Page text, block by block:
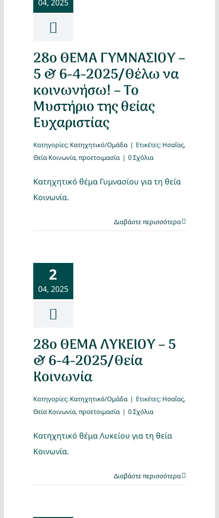
04, 2025
28ο ΘΕΜΑ ΓΥΜΝΑΣΙΟΥ –
5 & 6-4-2025/Θέλω να
κοινωνήσω! – Το
Μυστήριo της θείας
Ευχαριστίας
Κατηγορίες: Κατηχητικό/Ομάδα | Ετικέτες: Ησαΐας,
Θεία Κοινωνία,προετοιμασία | 0 Σχόλια
Κατηχητικό θέμα Γυμνασίου για τη θεία
Κοινωνία.
Διαβάστε περισσότερα
2
04, 2025
28ο ΘΕΜΑ ΛΥΚΕΙΟΥ – 5
& 6-4-2025/Θεία
Κοινωνία
Κατηγορίες: Κατηχητικό/Ομάδα | Ετικέτες: Ησαΐας,
Θεία Κοινωνία,προετοιμασία | 0 Σχόλια
Κατηχητικό θέμα Λυκείου για τη θεία
Κοινωνία.
Διαβάστε περισσότερα